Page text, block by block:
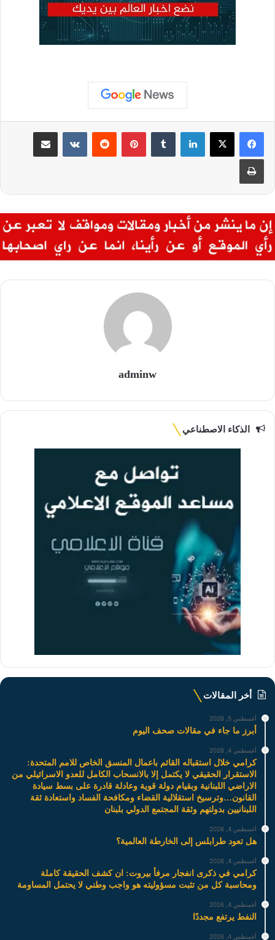
لينكدإن بينتيريست مشاركة عبر البريد
طباعة
adminw
الذكاء الاصطناعي
أخر المقالات
أغسطس 5, 2026
أبرز ما جاء في مقالات صحف اليوم
أغسطس 4, 2026
كرامي خلال استقباله القائم باعمال المنسق الخاص للامم المتحدة:
الاستقرار الحقيقي لا يكتمل إلا بالانسحاب الكامل للعدو الاسرائيلي من
الاراضي اللبنانية وبقيام دولة قوية وعادلة قادرة على بسط سيادة
القانون…وترسيخ استقلالية القضاء ومكافحة الفساد واستعادة ثقة
اللبنانيين بدولتهم وثقة المجتمع الدولي بلبنان
أغسطس 4, 2026
هل تعود طرابلس إلى الخارطة العالمية؟
أغسطس 4, 2026
كرامي في ذكرى انفجار مرفأ بيروت: ان كشف الحقيقة كاملة
ومحاسبة كل من تثبت مسؤوليته هو واجب وطني لا يحتمل المساومة
أغسطس 4, 2026
النفط يرتفع مجددًا
أغسطس 4, 2026